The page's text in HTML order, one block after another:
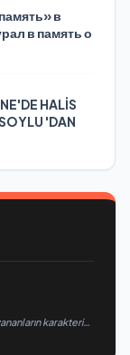
в
в память о
HALİS
'DAN
karakterini